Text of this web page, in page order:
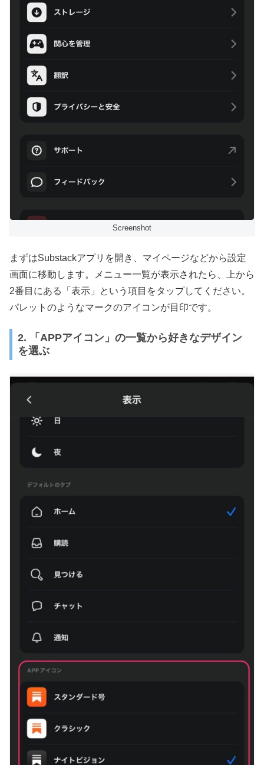
Screenshot
まずはSubstackアプリを開き、マイページなどから設定
画面に移動します。メニュー一覧が表示されたら、上から
2番目にある「表示」という項目をタップしてください。
パレットのようなマークのアイコンが目印です。
2. 「APPアイコン」の一覧から好きなデザイン
を選ぶ